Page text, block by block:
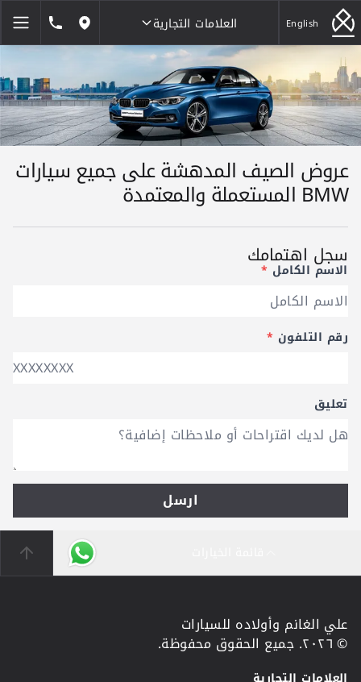
English
العلامات التجارية
العلامات التجارية
مواقعنا
عروض الصيف المدهشة على جميع سيارات
BMW المستعملة والمعتمدة
سجل اهتمامك
الاسم الكامل *
رقم التلفون *
تعليق
ارسل
علي الغانم وأولاده للسيارات
© ٢٠٢٦. جميع الحقوق محفوظة.